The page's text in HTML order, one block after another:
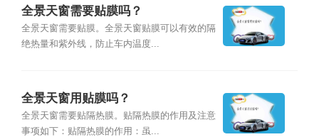
全景天窗需要贴膜吗？
全景天窗需要贴膜。全景天窗贴膜可以有效的隔
绝热量和紫外线，防止车内温度...
全景天窗用贴膜吗？
全景天窗需要贴隔热膜。贴隔热膜的作用及注意
事项如下：贴隔热膜的作用：虽...